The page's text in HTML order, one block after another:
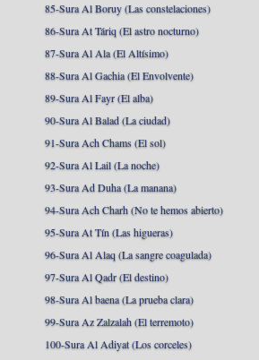
85-Sura Al Boruy (Las constelaciones)
86-Sura At Táriq (El astro nocturno)
87-Sura Al Ala (El Altísimo)
88-Sura Al Gachia (El Envolvente)
89-Sura Al Fayr (El alba)
90-Sura Al Balad (La ciudad)
91-Sura Ach Chams (El sol)
92-Sura Al Lail (La noche)
93-Sura Ad Duha (La manana)
94-Sura Ach Charh (No te hemos abierto)
95-Sura At Tín (Las higueras)
96-Sura Al Alaq (La sangre coagulada)
97-Sura Al Qadr (El destino)
98-Sura Al baena (La prueba clara)
99-Sura Az Zalzalah (El terremoto)
100-Sura Al Adiyat (Los corceles)